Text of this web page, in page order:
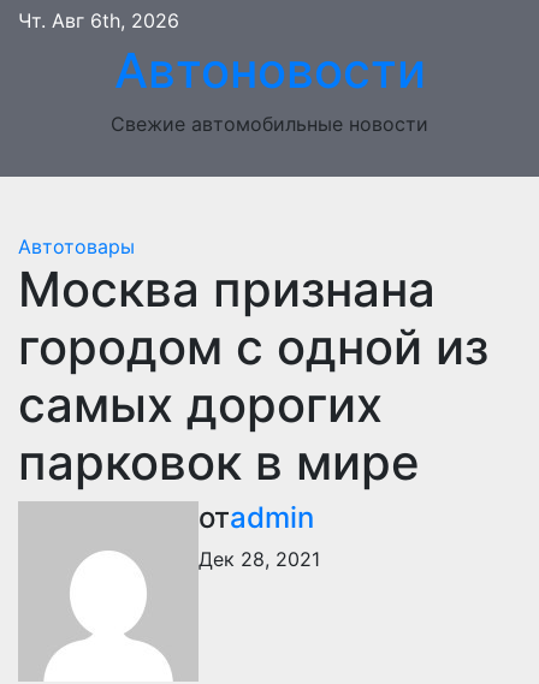
Перейти
содержимому
Чт. Авг 6th, 2026
Автоновости
Свежие автомобильные новости
Автотовары
Москва признана
городом с одной из
самых дорогих
парковок в мире
отadmin
Дек 28, 2021